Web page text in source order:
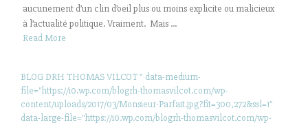
aucunement d’un clin d’oeil plus ou moins explicite ou malicieux
à l’actualité politique. Vraiment. Mais ...
Read More
BLOG DRH THOMAS VILCOT " data-medium-
file="https://i0.wp.com/blogrh-thomasvilcot.com/wp-
content/uploads/2017/03/Monsieur-Parfait.jpg?fit=300,272&ssl=1"
data-large-file="https://i0.wp.com/blogrh-thomasvilcot.com/wp-